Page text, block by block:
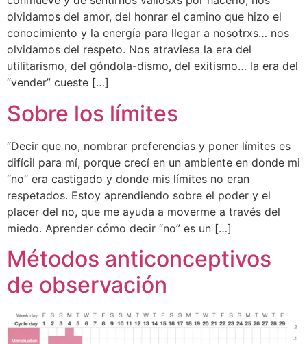
olvidamos del amor, del honrar el camino que hizo el
conocimiento y la energía para llegar a nosotrxs… nos
olvidamos del respeto. Nos atraviesa la era del
utilitarismo, del góndola-dismo, del exitismo… la era del
“vender” cueste […]
Sobre los límites
“Decir que no, nombrar preferencias y poner límites es
difícil para mí, porque crecí en un ambiente en donde mi
“no” era castigado y donde mis límites no eran
respetados. Estoy aprendiendo sobre el poder y el
placer del no, que me ayuda a moverme a través del
miedo. Aprender cómo decir “no” es un […]
Métodos anticonceptivos
de observación